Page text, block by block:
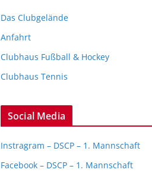
Das Clubgelände
Anfahrt
Clubhaus Fußball & Hockey
Clubhaus Tennis
Social Media
Instragram – DSCP – 1. Mannschaft
Facebook – DSCP – 1. Mannschaft